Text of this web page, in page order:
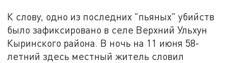
К слову, одно из последних "пьяных" убийств
было зафиксировано в селе Верхний Ульхун
Кыринского района. В ночь на 11 июня 58-
летний здесь местный житель словил